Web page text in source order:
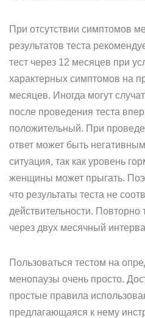
При отсутствии симптомов
результатов теста
тест через 12 месяцев при
характерных симптомов на
месяцев. Иногда могут
после проведения теста
положительный. При
ответ может быть
ситуация, так как уровень
женщины может прыгать.
что результаты теста не
действительности. Повторно
через двух месячный
Пользоваться тестом на
менопаузы очень просто.
простые правила
предлагающаяся к нему